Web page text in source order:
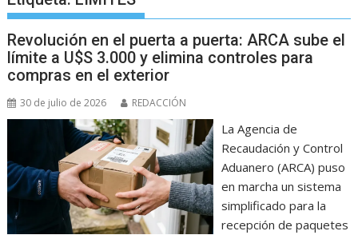
Revolución en el puerta a puerta: ARCA sube el
límite a U$S 3.000 y elimina controles para
compras en el exterior
30 de julio de 2026 REDACCIÓN
La Agencia de
Recaudación y Control
Aduanero (ARCA) puso
en marcha un sistema
simplificado para la
recepción de paquetes